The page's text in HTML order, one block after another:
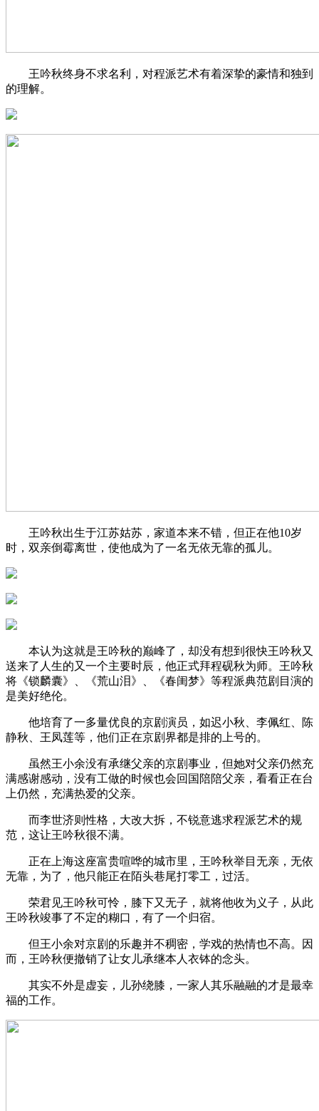
王吟秋终身不求名利，对程派艺术有着深挚的豪情和独到
的理解。
王吟秋出生于江苏姑苏，家道本来不错，但正在他10岁
时，双亲倒霉离世，使他成为了一名无依无靠的孤儿。
本认为这就是王吟秋的巅峰了，却没有想到很快王吟秋又
送来了人生的又一个主要时辰，他正式拜程砚秋为师。王吟秋
将《锁麟囊》、《荒山泪》、《春闺梦》等程派典范剧目演的
是美好绝伦。
他培育了一多量优良的京剧演员，如迟小秋、李佩红、陈
静秋、王凤莲等，他们正在京剧界都是排的上号的。
虽然王小余没有承继父亲的京剧事业，但她对父亲仍然充
满感谢感动，没有工做的时候也会回国陪陪父亲，看看正在台
上仍然，充满热爱的父亲。
而李世济则性格，大改大拆，不锐意逃求程派艺术的规
范，这让王吟秋很不满。
正在上海这座富贵喧哗的城市里，王吟秋举目无亲，无依
无靠，为了，他只能正在陌头巷尾打零工，过活。
荣君见王吟秋可怜，膝下又无子，就将他收为义子，从此
王吟秋竣事了不定的糊口，有了一个归宿。
但王小余对京剧的乐趣并不稠密，学戏的热情也不高。因
而，王吟秋便撤销了让女儿承继本人衣钵的念头。
其实不外是虚妄，儿孙绕膝，一家人其乐融融的才是最幸
福的工作。